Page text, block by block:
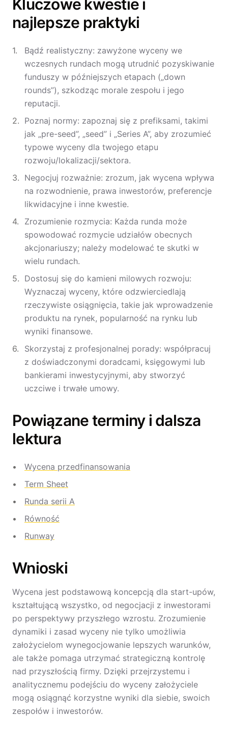
Kluczowe kwestie i
najlepsze praktyki
Bądź realistyczny: zawyżone wyceny we
wczesnych rundach mogą utrudnić pozyskiwanie
funduszy w późniejszych etapach („down
rounds”), szkodząc morale zespołu i jego
reputacji.
Poznaj normy: zapoznaj się z prefiksami, takimi
jak „pre-seed”, „seed” i „Series A”, aby zrozumieć
typowe wyceny dla twojego etapu
rozwoju/lokalizacji/sektora.
Negocjuj rozważnie: zrozum, jak wycena wpływa
na rozwodnienie, prawa inwestorów, preferencje
likwidacyjne i inne kwestie.
Zrozumienie rozmycia: Każda runda może
spowodować rozmycie udziałów obecnych
akcjonariuszy; należy modelować te skutki w
wielu rundach.
Dostosuj się do kamieni milowych rozwoju:
Wyznaczaj wyceny, które odzwierciedlają
rzeczywiste osiągnięcia, takie jak wprowadzenie
produktu na rynek, popularność na rynku lub
wyniki finansowe.
Skorzystaj z profesjonalnej porady: współpracuj
z doświadczonymi doradcami, księgowymi lub
bankierami inwestycyjnymi, aby stworzyć
uczciwe i trwałe umowy.
Powiązane terminy i dalsza
lektura
Wycena przedfinansowania
Term Sheet
Runda serii A
Równość
Runway
Wnioski
Wycena jest podstawową koncepcją dla start-upów,
kształtującą wszystko, od negocjacji z inwestorami
po perspektywy przyszłego wzrostu. Zrozumienie
dynamiki i zasad wyceny nie tylko umożliwia
założycielom wynegocjowanie lepszych warunków,
ale także pomaga utrzymać strategiczną kontrolę
nad przyszłością firmy. Dzięki przejrzystemu i
analitycznemu podejściu do wyceny założyciele
mogą osiągnąć korzystne wyniki dla siebie, swoich
zespołów i inwestorów.